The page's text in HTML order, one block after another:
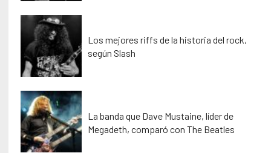
Los mejores riffs de la historia del rock,
según Slash
La banda que Dave Mustaine, líder de
Megadeth, comparó con The Beatles